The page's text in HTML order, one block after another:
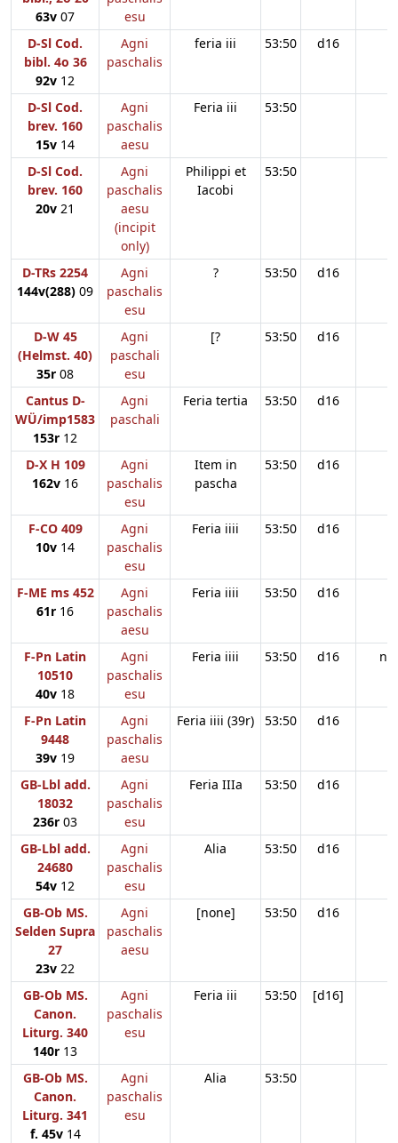
63v 07
esu
D-Sl Cod.
bibl. 4o 36
92v 12
Agni
paschalis
feria iii 53:50 d16
D-Sl Cod.
brev. 160
15v 14
Agni
paschalis
aesu
Feria iii 53:50
D-Sl Cod.
brev. 160
20v 21
Agni
paschalis
aesu
(incipit
only)
Philippi et
Iacobi
53:50
D-TRs 2254
144v(288) 09
Agni
paschalis
esu
? 53:50 d16
D-W 45
(Helmst. 40)
35r 08
Agni
paschali
esu
[? 53:50 d16
Cantus D-
WÜ/imp1583
153r 12
Agni
paschali
Feria tertia 53:50 d16
D-X H 109
162v 16
Agni
paschalis
esu
Item in
pascha
53:50 d16
F-CO 409
10v 14
Agni
paschalis
esu
Feria iiii 53:50 d16
F-ME ms 452
61r 16
Agni
paschalis
aesu
Feria iiii 53:50 d16
F-Pn Latin
10510
40v 18
Agni
paschalis
esu
Feria iiii 53:50 d16 n
F-Pn Latin
9448
39v 19
Agni
paschalis
aesu
Feria iiii (39r) 53:50 d16
GB-Lbl add.
18032
236r 03
Agni
paschalis
esu
Feria IIIa 53:50 d16
GB-Lbl add.
24680
54v 12
Agni
paschalis
esu
Alia 53:50 d16
GB-Ob MS.
Selden Supra
27
23v 22
Agni
paschalis
aesu
[none] 53:50 d16
GB-Ob MS.
Canon.
Liturg. 340
140r 13
Agni
paschalis
esu
Feria iii 53:50 [d16]
GB-Ob MS.
Canon.
Liturg. 341
f. 45v14
Agni
paschalis
esu
Alia 53:50